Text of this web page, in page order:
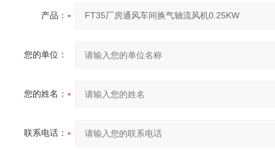
产品：
您的单位：
您的姓名：
联系电话：